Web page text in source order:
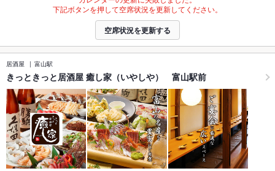
下記ボタンを押して空席状況を更新してください。
空席状況を更新する
居酒屋 富山駅
きっときっと居酒屋 癒し家（いやしや） 富山駅前